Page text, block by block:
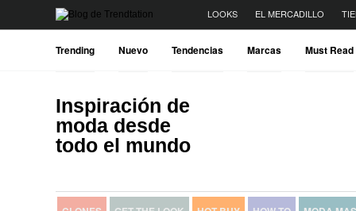
LOOKS EL MERCADILLO
Trending Nuevo Tendencias Marcas Must Read
Inspiración de
moda desde
todo el mundo